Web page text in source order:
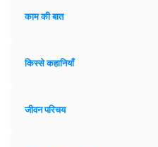
काम की बात
किस्से कहानियाँ
जीवन परिचय